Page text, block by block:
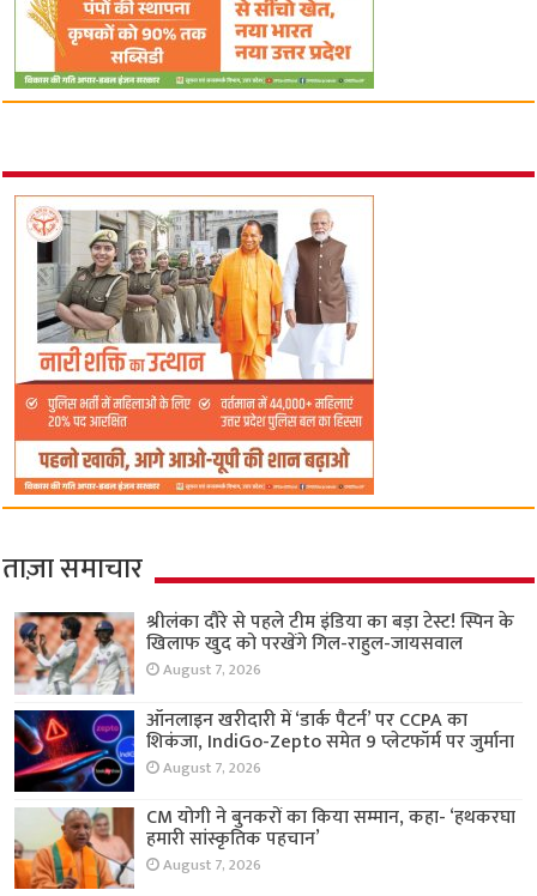
ताज़ा समाचार
श्रीलंका दौरे से पहले टीम इंडिया का बड़ा टेस्ट! स्पिन के
खिलाफ खुद को परखेंगे गिल-राहुल-जायसवाल
August 7, 2026
ऑनलाइन खरीदारी में ‘डार्क पैटर्न’ पर CCPA का
शिकंजा, IndiGo-Zepto समेत 9 प्लेटफॉर्म पर जुर्माना
August 7, 2026
CM योगी ने बुनकरों का किया सम्मान, कहा- ‘हथकरघा
हमारी सांस्कृतिक पहचान’
August 7, 2026